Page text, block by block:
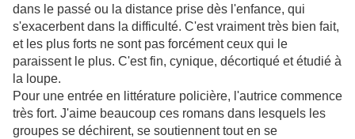
dans le passé ou la distance prise dès l'enfance, qui
s'exacerbent dans la difficulté. C'est vraiment très bien fait,
et les plus forts ne sont pas forcément ceux qui le
paraissent le plus. C'est fin, cynique, décortiqué et étudié à
la loupe.
Pour une entrée en littérature policière, l'autrice commence
très fort. J'aime beaucoup ces romans dans lesquels les
groupes se déchirent, se soutiennent tout en se